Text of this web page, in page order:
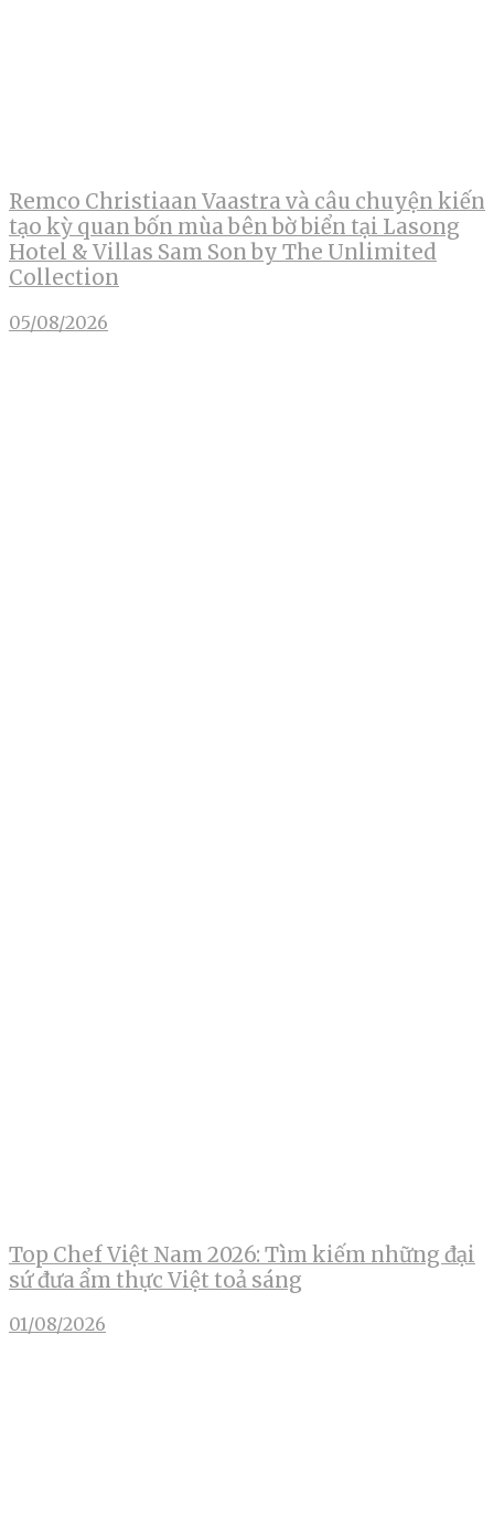
Remco Christiaan Vaastra và câu chuyện kiến
tạo kỳ quan bốn mùa bên bờ biển tại Lasong
Hotel & Villas Sam Son by The Unlimited
Collection
05/08/2026
Top Chef Việt Nam 2026: Tìm kiếm những đại
sứ đưa ẩm thực Việt toả sáng
01/08/2026